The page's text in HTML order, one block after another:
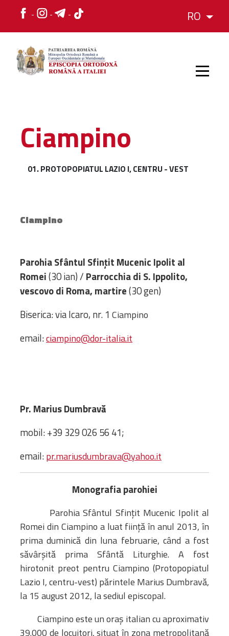
RO
ISTORIC
ORGANIZAREA
Mănăstiri,
biserici și
monumente
Diaconii
Centre și
Asociații
RESURSE
Apostolia Italia
Statutele și legile
Scrisori pastorale
Bibliotecă
Opinii ortodoxe
Din viața „familiei”
diecezei
CSDE
Cuvântul Episcopului
Lectura Lunii
Prezentarea
Parohiilor
CONTACT
Ciampino
01. PROTOPOPIATUL LAZIO I, CENTRU - VEST
Ciampino
Parohia Sfântul Sfințit Mucenic Ipolit al
Romei(30 ian) / Parrocchia di S. Ippolito,
vescovo di Roma, martire(30 gen)
Biserica: via Icaro, nr. 1 Ciampino
email:ciampino@dor-italia.it
Pr. Marius Dumbravă
mobil: +39 329 026 56 41;
email:pr.mariusdumbrava@yahoo.it
Monografia parohiei
Parohia Sfântul Sfinţit Mucenic Ipolit al
Romei din Ciampino a luat ființă în anul 2013, în
prima duminică din luna februarie, când a fost
săvârșită prima Sfântă Liturghie. A fost
hirotonit preot pentru Ciampino (Protopopiatul
Lazio I, centru-vest) părintele Marius Dumbravă,
la 15 august 2012, la sediul episcopal.
Ciampino este un oraș italian cu aproximativ
39.000 de locuitori, situat în zona metropolitană